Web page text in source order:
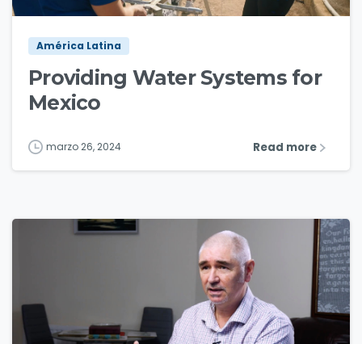
América Latina
Providing Water Systems for
Mexico
marzo 26, 2024 Read more